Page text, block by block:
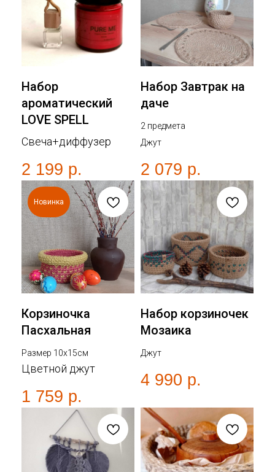
Набор
ароматический
LOVE SPELL
Свеча+диффузер
2 199 р.
Набор Завтрак на
даче
2 предмета
Джут
2 079 р.
Новинка
Корзиночка
Пасхальная
Размер 10х15см
Цветной джут
1 759 р.
Набор корзиночек
Мозаика
Джут
4 990 р.